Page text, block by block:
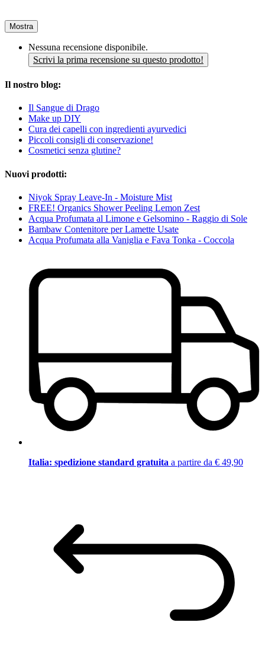
Mostra
Nessuna recensione disponibile.
Scrivi la prima recensione su questo prodotto!
Il nostro blog:
Il Sangue di Drago
Make up DIY
Cura dei capelli con ingredienti ayurvedici
Piccoli consigli di conservazione!
Cosmetici senza glutine?
Nuovi prodotti:
Niyok Spray Leave-In - Moisture Mist
FREE! Organics Shower Peeling Lemon Zest
Acqua Profumata al Limone e Gelsomino - Raggio di Sole
Bambaw Contenitore per Lamette Usate
Acqua Profumata alla Vaniglia e Fava Tonka - Coccola
Italia: spedizione standard gratuita a partire da € 49,90